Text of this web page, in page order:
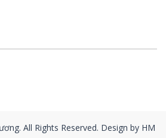
All Rights Reserved. Design by HM